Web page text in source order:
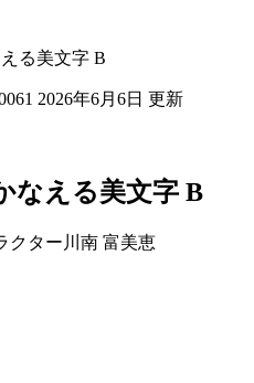
る美文字 B
2026年6月6日 更新
なえる美文字 B
クター 川南 富美恵